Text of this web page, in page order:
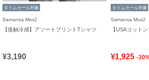
タイムセール対象
Samansa Mos2
【接触冷感】アソートプリントTシャツ
¥3,190
タイムセール対象
Samansa Mos2
【USAコット
¥1,925 -